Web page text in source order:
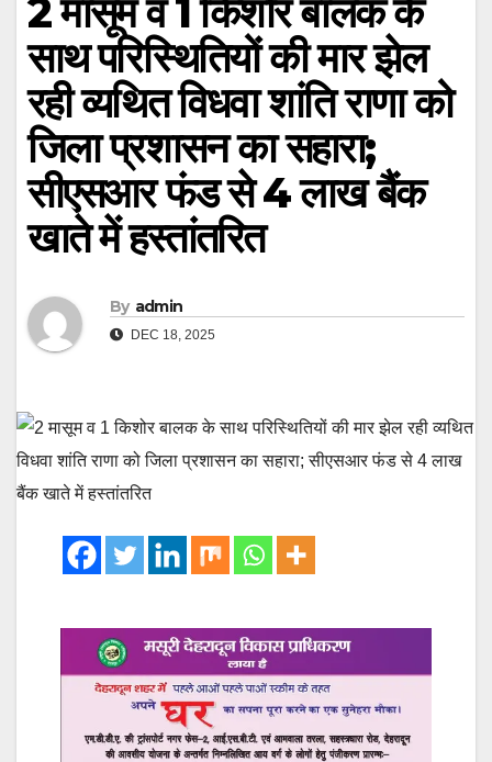
2 मासूम व 1 किशोर बालक के
साथ परिस्थितियों की मार झेल
रही व्यथित विधवा शांति राणा को
जिला प्रशासन का सहारा;
सीएसआर फंड से 4 लाख बैंक
खाते में हस्तांतरित
By admin
DEC 18, 2025